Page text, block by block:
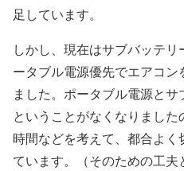
足しています。
しかし、現在はサブバッテ
ータブル電源優先でエアコン
ました。ポータブル電源と
ということがなくなりまし
時間などを考えて、都合よく
ています。（そのための工夫